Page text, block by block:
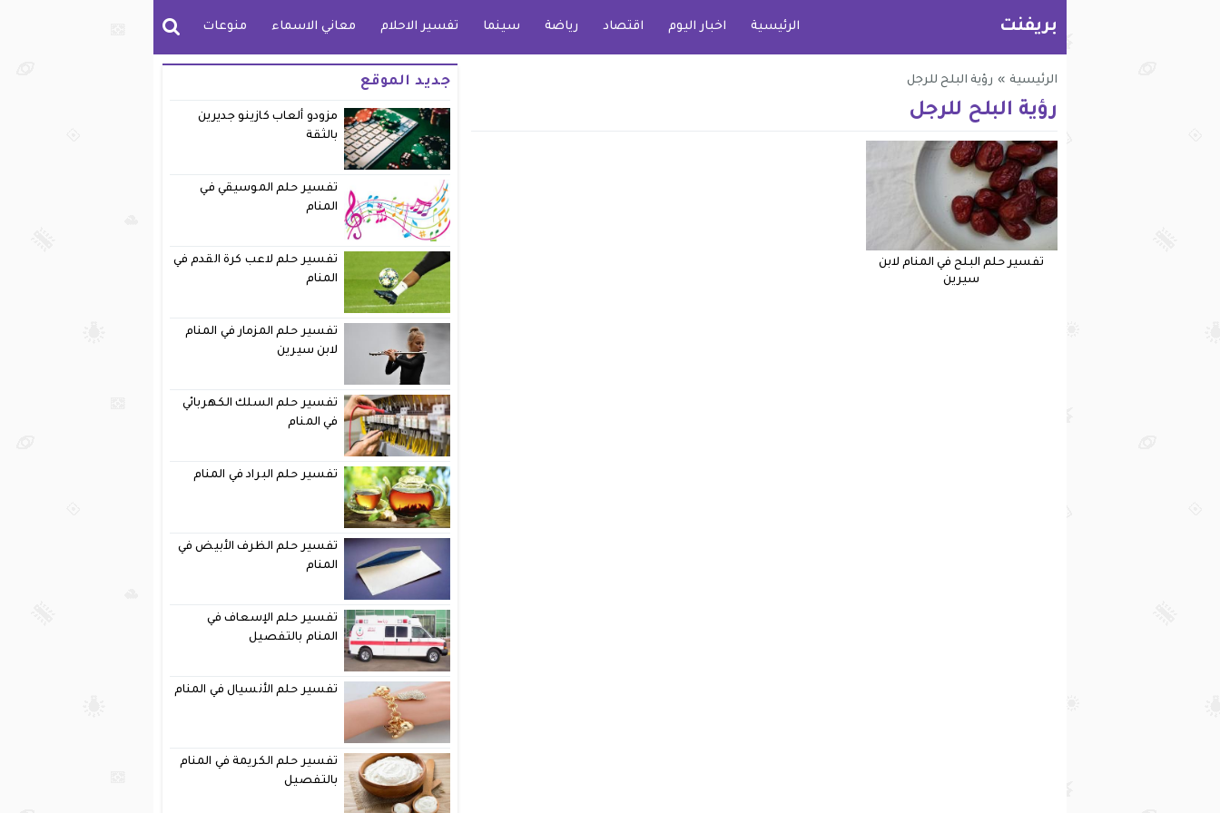
بريفنت الرئيسية اخبار اليوم اقتصاد رياضة سينما تفسير الاحلام معاني الاسماء منوعات
الرئيسية » رؤية البلح للرجل
رؤية البلح للرجل
تفسير حلم البلح في المنام لابن
سيرين
جديد الموقع
مزودو ألعاب كازينو جديرين
بالثقة
تفسير حلم الموسيقي في
المنام
تفسير حلم لاعب كرة القدم في
المنام
تفسير حلم المزمار في المنام
لابن سيرين
تفسير حلم السلك الكهربائي
في المنام
تفسير حلم البراد في المنام
تفسير حلم الظرف الأبيض في
المنام
تفسير حلم الإسعاف في
المنام بالتفصيل
تفسير حلم الأنسيال في المنام
تفسير حلم الكريمة في المنام
بالتفصيل